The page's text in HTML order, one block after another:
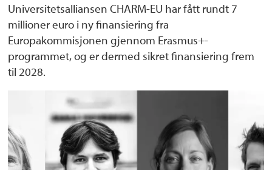
Universitetsalliansen CHARM-EU har fått rundt 7
millioner euro i ny finansiering fra
Europakommisjonen gjennom Erasmus+-
programmet, og er dermed sikret finansiering frem
til 2028.